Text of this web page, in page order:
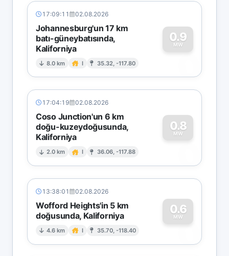
17:09:11 02.08.2026
Johannesburg'un 17 km
batı-güneybatısında,
Kaliforniya
8.0 km I 35.32, -117.80
0.9
MW
0
17:04:19 02.08.2026
Coso Junction'un 6 km
doğu-kuzeydoğusunda,
Kaliforniya
2.0 km I 36.06, -117.88
0.8
MW
0
13:38:01 02.08.2026
Wofford Heights'in 5 km
doğusunda, Kaliforniya
4.6 km I 35.70, -118.40
0.6
MW
0